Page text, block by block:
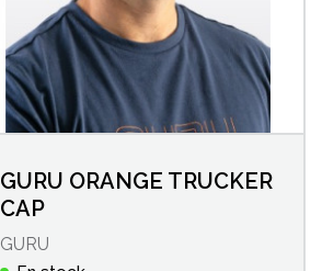
GURU ORANGE TRUCKER
CAP
GURU